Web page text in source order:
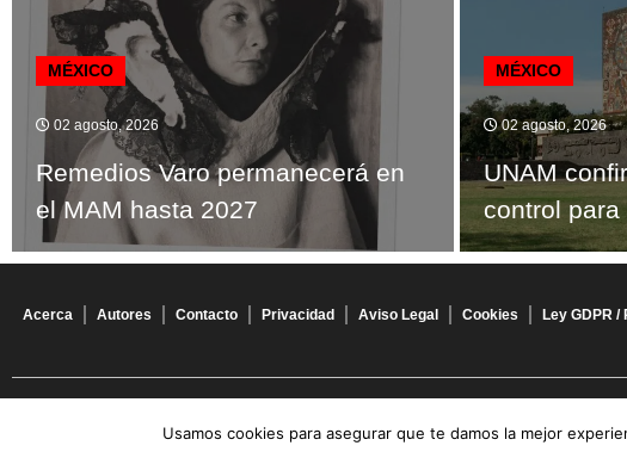
MÉXICO
02 agosto, 2026
Remedios Varo permanecerá en
el MAM hasta 2027
MÉXICO
02 agosto, 2026
UNAM
control
Acerca Autores Contacto Privacidad Aviso Legal Cookies Ley GDPR /
© 2026 Todos los derechos reservadosUsamos cookies para asegurar que te damos la mejor